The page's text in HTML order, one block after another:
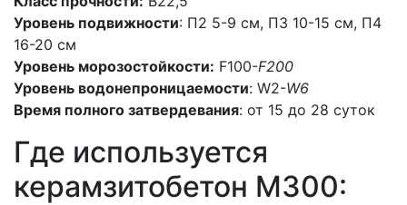
Уровень подвижности: П2 5-9 см, П3 10-15 см, П4
16-20 см
Уровень морозостойкости: F100-F200
Уровень водонепроницаемости: W2-W6
Время полного затвердевания: от 15 до 28 суток
Где используется
керамзитобетон M300: